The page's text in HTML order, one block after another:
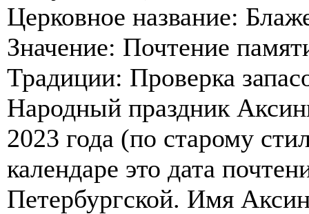
Церковное название:
Значение: Почтение
Традиции: Проверка
Народный праздник
2023 года (по старому
календаре это дата
Петербургской. Имя